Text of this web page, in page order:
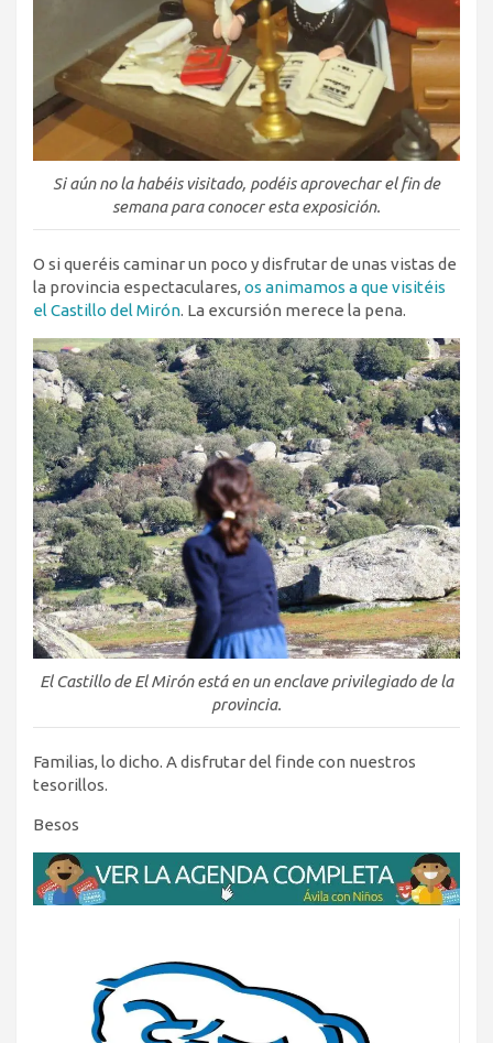
Si aún no la habéis visitado, podéis aprovechar el fin de
semana para conocer esta exposición.
O si queréis caminar un poco y disfrutar de unas vistas de
la provincia espectaculares, os animamos a que visitéis
el Castillo del Mirón. La excursión merece la pena.
El Castillo de El Mirón está en un enclave privilegiado de la
provincia.
Familias, lo dicho. A disfrutar del finde con nuestros
tesorillos.
Besos